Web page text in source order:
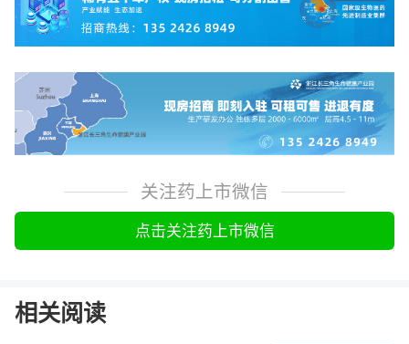
关注药上市微信
点击关注药上市微信
相关阅读